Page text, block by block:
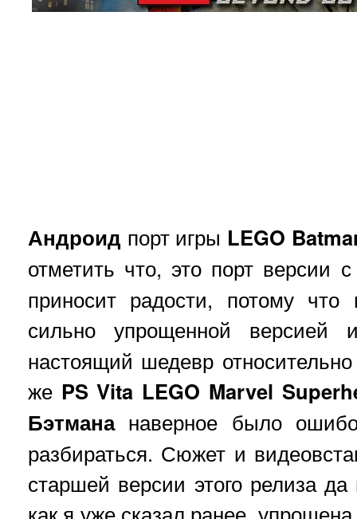
Андроид порт игры LEGO
отметить что, это порт версии
приносит радости, потому
сильно упрощенной
настоящий шедевр
же PS Vita LEGO Marvel
Бэтмананаверное было
разбираться. Сюжет и
старшей версии этого релиза